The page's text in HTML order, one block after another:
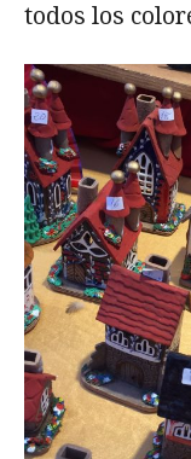
todos los